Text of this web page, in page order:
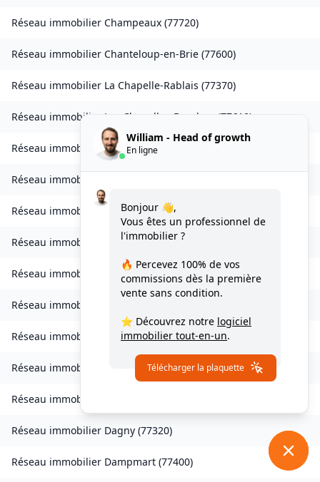
Réseau immobilier Champeaux (77720)
Réseau immobilier Chanteloup-en-Brie (77600)
Réseau immobilier La Chapelle-Rablais (77370)
Réseau immobilier Les Chapelles-Bourbon (77610)
Réseau immobilierCharmentray
Réseau immobilier
Réseau immobilier Chessy(77700)
Réseau immobilier Combs-la-Ville( 77380
Réseau immobilier Compans(77290
Réseau immobilier
Réseau immobilier Coupvray(77700)
Réseau immobilier Courchamp(77560)
Réseau immobilier
Réseau immobilier Dagny (77320)
Réseau immobilier Dampmart (77400)
William - Head of growth
En ligne
Bonjour 👋,
Vous êtes un professionnel de
l'immobilier ?
🔥 Percevez 100% de vos
commissions dès la première
vente sans condition.
⭐ Découvrez notre logiciel
immobilier tout-en-un.
Télécharger la plaquette